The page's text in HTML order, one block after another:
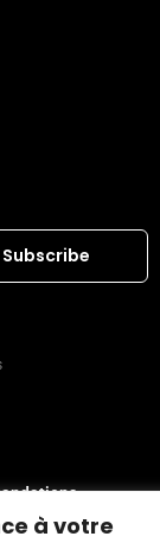
à votre